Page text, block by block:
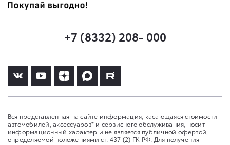
+7 (8332) 208- 000
Вся представленная на сайте информация, касающаяся стоимости
автомобилей, аксессуаров* и сервисного обслуживания, носит
информационный характер и не является публичной офертой,
определяемой положениями ст. 437 (2) ГК РФ. Для получения